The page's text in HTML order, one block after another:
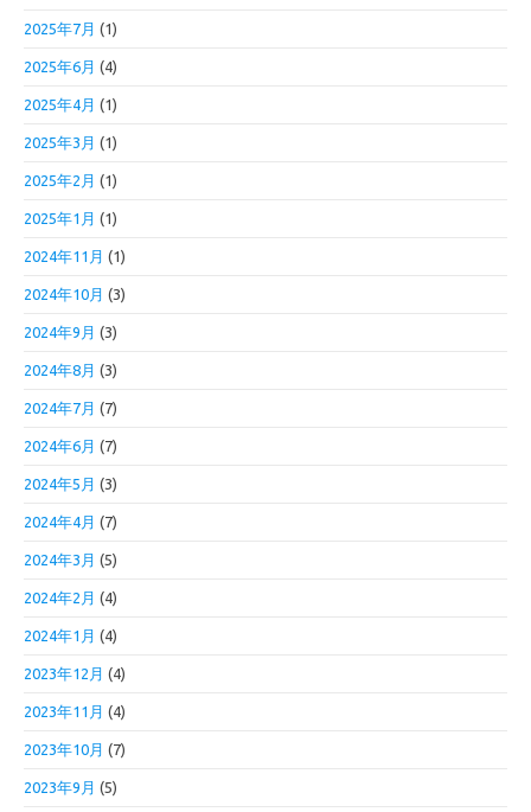
2025年7月 (1)
2025年6月 (4)
2025年4月 (1)
2025年3月 (1)
2025年2月 (1)
2025年1月 (1)
2024年11月 (1)
2024年10月 (3)
2024年9月 (3)
2024年8月 (3)
2024年7月 (7)
2024年6月 (7)
2024年5月 (3)
2024年4月 (7)
2024年3月 (5)
2024年2月 (4)
2024年1月 (4)
2023年12月 (4)
2023年11月 (4)
2023年10月 (7)
2023年9月 (5)